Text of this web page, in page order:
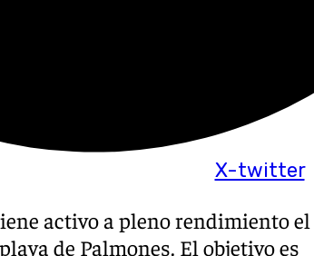
X-twitter
activo a pleno rendimiento el
de Palmones. El objetivo es